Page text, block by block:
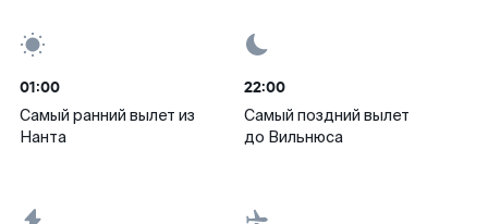
01:00
Самый ранний вылет из
Нанта
22:00
Самый поздний вылет
до Вильнюса